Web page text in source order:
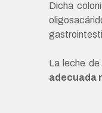
Dicha
La leche
adecuada